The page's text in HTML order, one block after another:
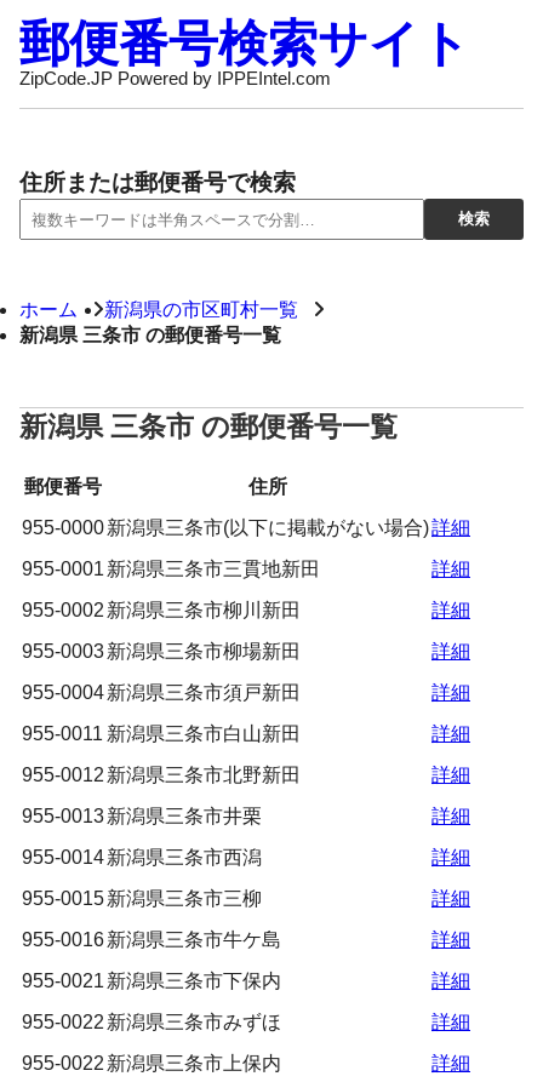
郵便番号検索サイト
ZipCode.JP Powered by IPPEIntel.com
住所または郵便番号で検索
ホーム
新潟県の市区町村一覧
新潟県 三条市 の郵便番号一覧
新潟県 三条市 の郵便番号一覧
郵便番号
住所
955-0000新潟県三条市(以下に掲載がない場合)詳細
955-0001 新潟県三条市三貫地新田
詳細
955-0002 新潟県三条市柳川新田
詳細
955-0003新潟県三条市柳場新田
詳細
955-0004新潟県三条市須戸新田
詳細
955-0011 新潟県三条市白山新田
詳細
955-0012 新潟県三条市北野新田
詳細
955-0013新潟県三条市井栗
詳細
955-0014新潟県三条市西潟
詳細
955-0015新潟県三条市三柳
詳細
955-0016新潟県三条市牛ケ島
詳細
955-0021 新潟県三条市下保内
詳細
955-0022 新潟県三条市みずほ
詳細
955-0022 新潟県三条市上保内
詳細